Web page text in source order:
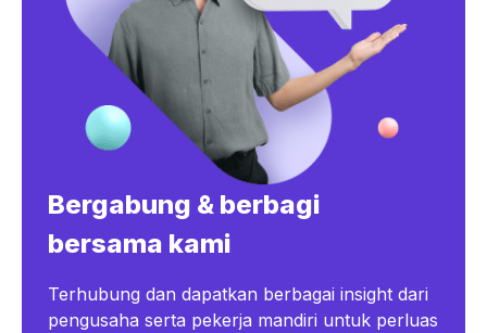
Bergabung & berbagi
bersama kami
Terhubung dan dapatkan berbagai insight dari
pengusaha serta pekerja mandiri untuk perluas